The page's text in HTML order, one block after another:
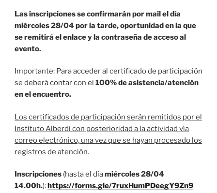
Las inscripciones se confirmarán por mail el día
miércoles 28/04 por la tarde, oportunidad en la que
se remitirá el enlace y la contraseña de acceso al
evento.
Importante: Para acceder al certificado de participación
se deberá contar con el 100% de asistencia/atención
en el encuentro.
Los certificados de participación serán remitidos por el
Instituto Alberdi con posterioridad a la actividad vía
correo electrónico, una vez que se hayan procesado los
registros de atención.
Inscripciones (hasta el díamiércoles 28/04
14.00h.):https://forms.gle/7ruxHumPDeegY9Zn9